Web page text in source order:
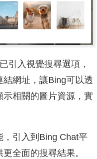
引入視覺搜尋選項，
網址，讓Bing可以透
相關的圖片資源，實
引入到Bing Chat平
全面的搜尋結果。